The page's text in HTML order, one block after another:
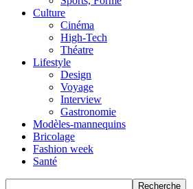
Culture
Cinéma
High-Tech
Théatre
Lifestyle
Design
Voyage
Interview
Gastronomie
Modèles-mannequins
Bricolage
Fashion week
Santé